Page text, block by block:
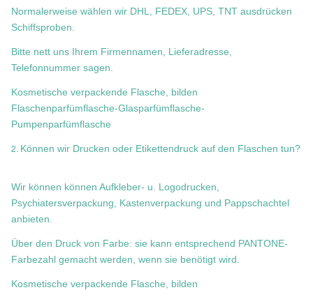
Normalerweise wählen wir DHL, FEDEX, UPS, TNT ausdrücken
Schiffsproben.
Bitte nett uns Ihrem Firmennamen, Lieferadresse,
Telefonnummer sagen.
Kosmetische verpackende Flasche, bilden
Flaschenparfümflasche-Glasparfümflasche-
Pumpenparfümflasche
2. Können wir Drucken oder Etikettendruck auf den Flaschen tun?
Wir können können Aufkleber- u. Logodrucken,
Psychiatersverpackung, Kastenverpackung und Pappschachtel
anbieten.
Über den Druck von Farbe: sie kann entsprechend PANTONE-
Farbezahl gemacht werden, wenn sie benötigt wird.
Kosmetische verpackende Flasche, bilden